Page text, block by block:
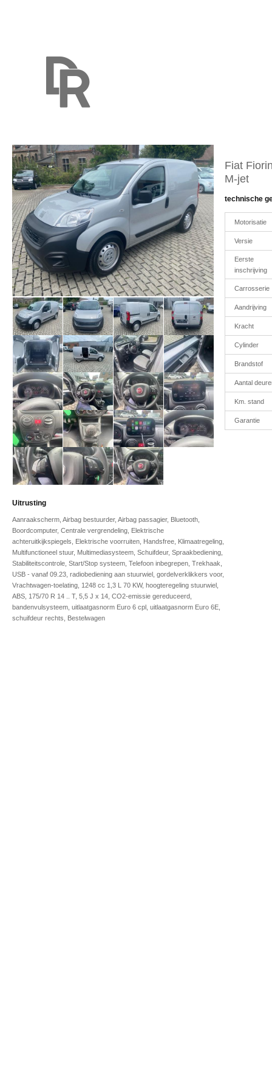
Uitrusting
Aanraakscherm, Airbag bestuurder, Airbag passagier, Bluetooth,
Boordcomputer, Centrale vergrendeling, Elektrische
achteruitkijkspiegels, Elektrische voorruiten, Handsfree, Klimaatregeling,
Multifunctioneel stuur, Multimediasysteem, Schuifdeur, Spraakbediening,
Stabiliteitscontrole, Start/Stop systeem, Telefoon inbegrepen, Trekhaak,
USB - vanaf 09.23, radiobediening aan stuurwiel, gordelverklikkers voor,
Vrachtwagen-toelating, 1248 cc 1,3 L 70 KW, hoogteregeling stuurwiel,
ABS, 175/70 R 14 .. T, 5,5 J x 14, CO2-emissie gereduceerd,
bandenvulsysteem, uitlaatgasnorm Euro 6 cpl, uitlaatgasnorm Euro 6E,
schuifdeur rechts, Bestelwagen
Fiat
M-jet
technische
Motorisatie
Versie
Eerste
inschrijving
Carrosserie
Aandrijving
Kracht
Cylinder
Brandstof
Aantal
Km. stand
Garantie